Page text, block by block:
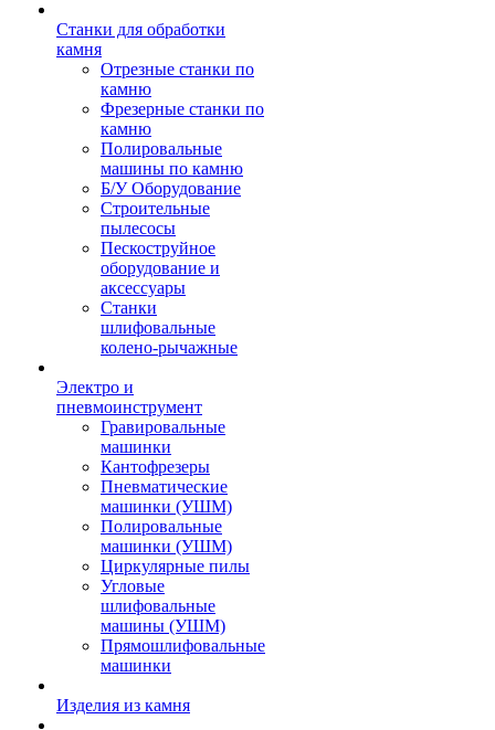
Станки для обработки
камня
Отрезные станки по
камню
Фрезерные станки по
камню
Полировальные
машины по камню
Б/У Оборудование
Строительные
пылесосы
Пескоструйное
оборудование и
аксессуары
Станки
шлифовальные
колено-рычажные
Электро и
пневмоинструмент
Гравировальные
машинки
Кантофрезеры
Пневматические
машинки (УШМ)
Полировальные
машинки (УШМ)
Циркулярные пилы
Угловые
шлифовальные
машины (УШМ)
Прямошлифовальные
машинки
Изделия из камня